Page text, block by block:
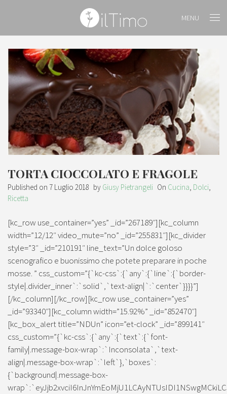
MENU
TORTA CIOCCOLATO E FRAGOLE
Published on 7 Luglio 2018 by Giusy Pietrangeli On Cucina, Dolci,
Ricetta
[kc_row use_container=”yes” _id=”267189″][kc_column
width=”12/12″ video_mute=”no” _id=”255831″][kc_divider
style=”3″ _id=”210191″ line_text=”Un dolce goloso
scenografico e buonissimo che potete preparare in poche
mosse. ” css_custom=”{`kc-css`:{`any`:{`line`:{`border-
style|.divider_inner`:`solid`,`text-align|`:`center`}}}}”]
[/kc_column][/kc_row][kc_row use_container=”yes”
_id=”93340″][kc_column width=”15.92%” _id=”852470″]
[kc_box_alert title=”NDUn” icon=”et-clock” _id=”899141″
css_custom=”{`kc-css`:{`any`:{`text`:{`font-
family|.message-box-wrap`:`Inconsolata`,`text-
align|.message-box-wrap`:`left`},`boxes`:
{`background|.message-box-